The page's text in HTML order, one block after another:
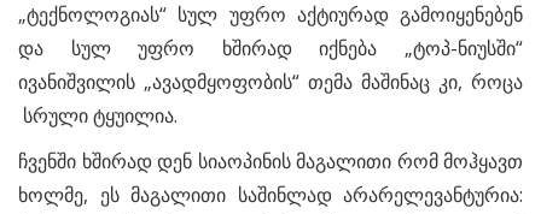
„ტექნოლოგიას“ სულ უფრო აქტიურად გამოიყენებენ
და სულ უფრო ხშირად იქნება „ტოპ-ნიუსში“
ივანიშვილის „ავადმყოფობის“ თემა მაშინაც კი, როცა
სრული ტყუილია.
ჩვენში ხშირად დენ სიაოპინის მაგალითი რომ მოჰყავთ
ხოლმე, ეს მაგალითი საშინლად არარელევანტურია: